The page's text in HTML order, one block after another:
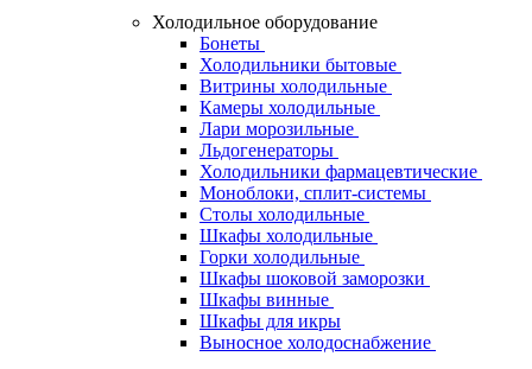
Холодильное оборудование
Бонеты
Холодильники бытовые
Витрины холодильные
Камеры холодильные
Лари морозильные
Льдогенераторы
Холодильники фармацевтические
Моноблоки, сплит-системы
Столы холодильные
Шкафы холодильные
Горки холодильные
Шкафы шоковой заморозки
Шкафы винные
Шкафы для икры
Выносное холодоснабжение